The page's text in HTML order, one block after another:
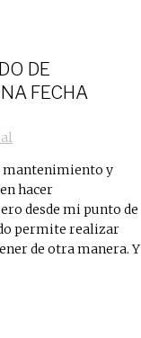
DE
FECHA
mantenimiento y
hacer
desde mi punto de
permite realizar
de otra manera. Y